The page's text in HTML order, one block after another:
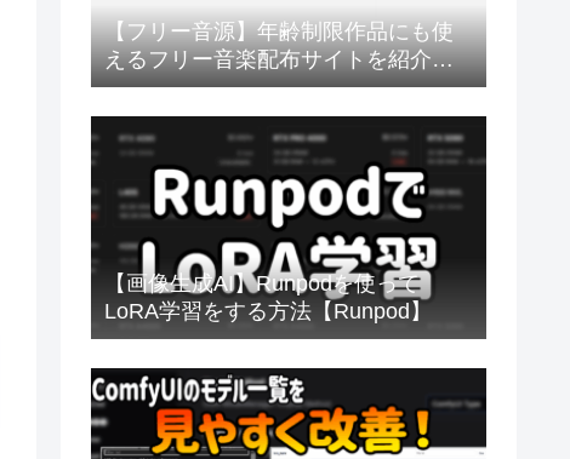
【フリー音源】年齢制限作品にも使
えるフリー音楽配布サイトを紹介
【BGM・SE】
【画像生成AI】Runpodを使って
LoRA学習をする方法【Runpod】